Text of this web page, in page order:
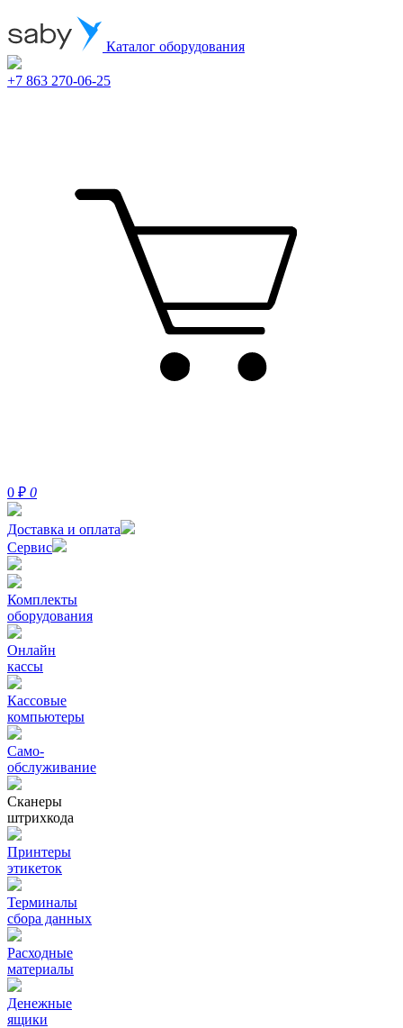
Каталог оборудования
+7 863 270-06-25
0 ₽ 0
Доставка и оплата
Сервис
Комплекты
оборудования
Онлайн
кассы
Кассовые
компьютеры
Само-
обслуживание
Сканеры
штрихкода
Принтеры
этикеток
Терминалы
сбора данных
Расходные
материалы
Денежные
ящики